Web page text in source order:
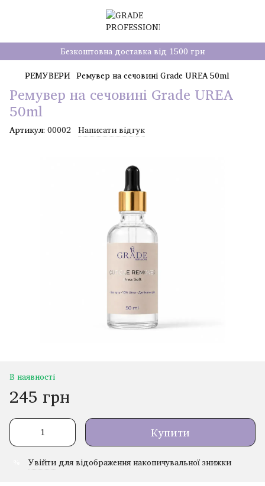
Безкоштовна доставка від 1500 грн
РЕМУВЕРИ Ремувер на сечовині Grade UREA 50ml
Ремувер на сечовині Grade UREA
50ml
Артикул: 00002 Написати відгук
В наявності
245 грн
Купити
Увійти для відображення накопичувальної знижки